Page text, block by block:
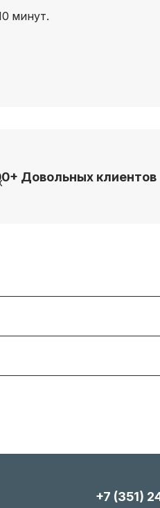
минут.
Довольных клиентов
+7 (351)